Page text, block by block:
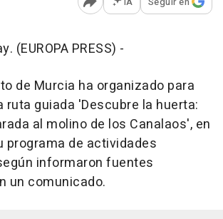
Abrir opciones para
(EUROPA PRESS) -
de Murcia ha organizado para
ruta guiada 'Descubre la huerta:
al molino de los Canalaos', en
programa de actividades
informaron fuentes
un comunicado.